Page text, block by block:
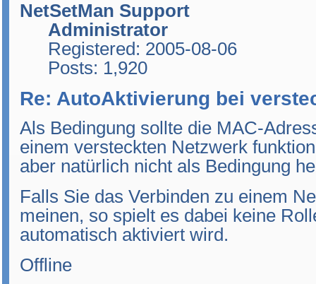
NetSetMan Support
Administrator
Registered: 2005-08-06
Posts: 1,920
Re: AutoAktivierung bei
Als Bedingung sollte die MAC-
einem versteckten Netzwerk
aber natürlich nicht als Bedingung
Falls Sie das Verbinden zu einem
meinen, so spielt es dabei keine
automatisch aktiviert wird.
Offline